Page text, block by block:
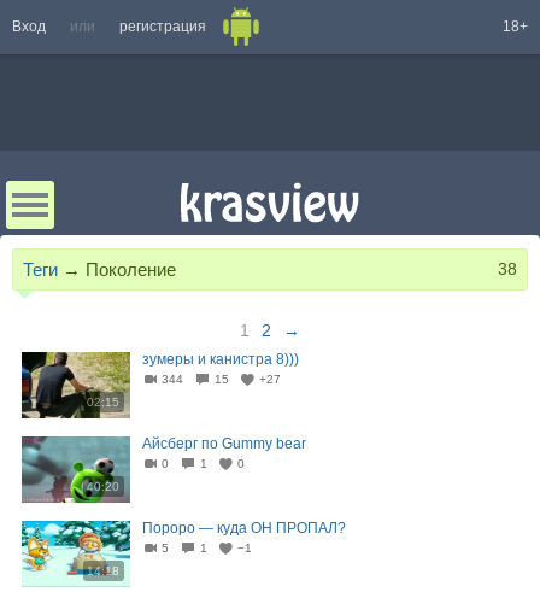
Вход или регистрация 18+
Теги → Поколение 38
1 2 →
02:15
зумеры и канистра 8)))
344 15 +27
40:20
Айсберг по Gummy bear
0 1 0
14:18
Пороро — куда ОН ПРОПАЛ?
5 1 −1